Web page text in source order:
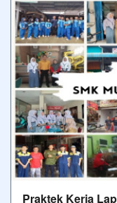
Praktek Kerja
PKL (Praktik
adalah kegiatan
dunia usaha/
teori, merasakan la
15/01/2023 21:23 -